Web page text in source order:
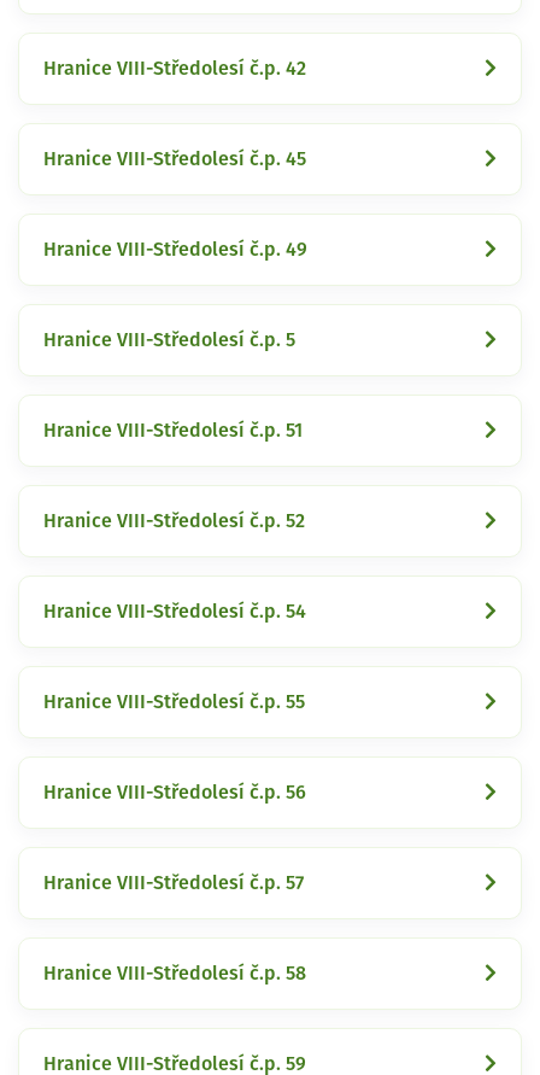
Hranice VIII-Středolesí č.p. 42
Hranice VIII-Středolesí č.p. 45
Hranice VIII-Středolesí č.p. 49
Hranice VIII-Středolesí č.p. 5
Hranice VIII-Středolesí č.p. 51
Hranice VIII-Středolesí č.p. 52
Hranice VIII-Středolesí č.p. 54
Hranice VIII-Středolesí č.p. 55
Hranice VIII-Středolesí č.p. 56
Hranice VIII-Středolesí č.p. 57
Hranice VIII-Středolesí č.p. 58
Hranice VIII-Středolesí č.p. 59